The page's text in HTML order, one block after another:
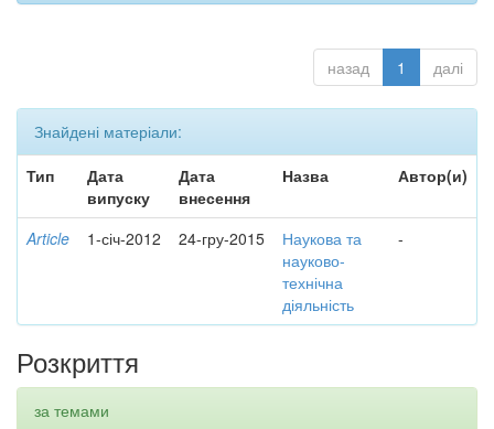
назад 1 далі
Знайдені матеріали:
Тип
Дата
випуску
Дата
внесення
Назва Автор(и)
Article 1-січ-2012 24-гру-2015
Наукова та
науково-
технічна
діяльність
-
Розкриття
за темами